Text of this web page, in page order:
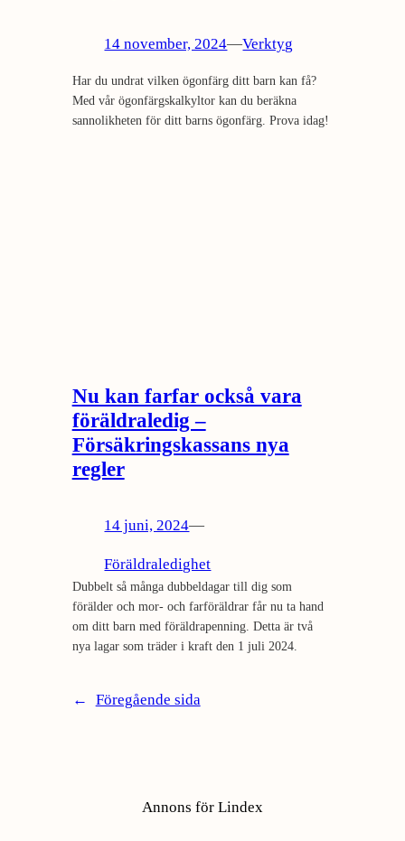
14 november, 2024—Verktyg
Har du undrat vilken ögonfärg ditt barn kan få?
Med vår ögonfärgskalkyltor kan du beräkna
sannolikheten för ditt barns ögonfärg. Prova idag!
Nu kan farfar också vara
föräldraledig –
Försäkringskassans nya
regler
14 juni, 2024—
Föräldraledighet
Dubbelt så många dubbeldagar till dig som
förälder och mor- och farföräldrar får nu ta hand
om ditt barn med föräldrapenning. Detta är två
nya lagar som träder i kraft den 1 juli 2024.
← Föregående sida
Annons för Lindex